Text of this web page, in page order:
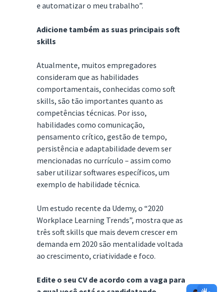
e automatizar o meu trabalho”.
Adicione também as suas principais soft
skills
Atualmente, muitos empregadores
consideram que as habilidades
comportamentais, conhecidas como soft
skills, são tão importantes quanto as
competências técnicas. Por isso,
habilidades como comunicação,
pensamento crítico, gestão de tempo,
persistência e adaptabilidade devem ser
mencionadas no currículo – assim como
saber utilizar softwares específicos, um
exemplo de habilidade técnica.
Um estudo recente da Udemy, o “2020
Workplace Learning Trends”, mostra que as
três soft skills que mais devem crescer em
demanda em 2020 são mentalidade voltada
ao crescimento, criatividade e foco.
Edite o seu CV de acordo com a vaga para